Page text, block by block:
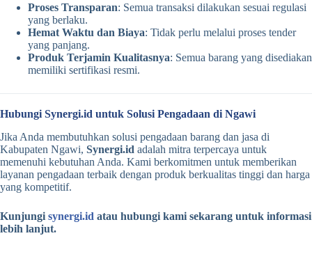
Proses Transparan: Semua transaksi dilakukan sesuai regulasi
yang berlaku.
Hemat Waktu dan Biaya: Tidak perlu melalui proses tender
yang panjang.
Produk Terjamin Kualitasnya: Semua barang yang disediakan
memiliki sertifikasi resmi.
Hubungi Synergi.id untuk Solusi Pengadaan di Ngawi
Jika Anda membutuhkan solusi pengadaan barang dan jasa di
Kabupaten Ngawi, Synergi.id adalah mitra terpercaya untuk
memenuhi kebutuhan Anda. Kami berkomitmen untuk memberikan
layanan pengadaan terbaik dengan produk berkualitas tinggi dan harga
yang kompetitif.
Kunjungi synergi.id atau hubungi kami sekarang untuk informasi
lebih lanjut.